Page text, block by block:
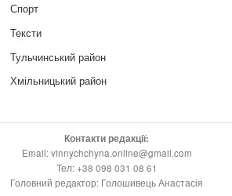
Спорт
Тексти
Тульчинський район
Хмільницький район
Контакти редакції:
Email: vinnychchyna.online@gmail.com
Тел: +38 098 031 08 61
Головний редактор: Голошивець Анастасія